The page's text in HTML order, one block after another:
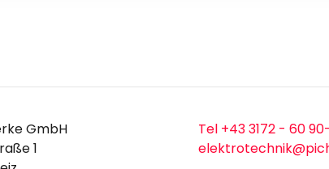
GmbH
1
Tel +43 3172 - 60